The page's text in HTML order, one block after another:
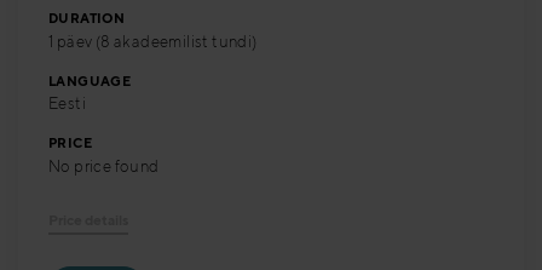
DURATION
1 päev (8 akadeemilist tundi)
LANGUAGE
Eesti
PRICE
No price found